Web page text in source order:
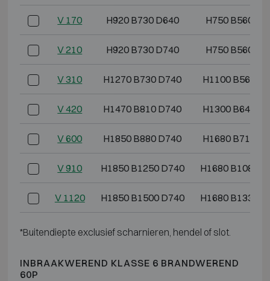
V 170 H920 B730 D640 H750 B560
V 210 H920 B730 D740 H750 B560
V 310 H1270 B730 D740 H1100 B560
V 420 H1470 B810 D740 H1300 B640
V 600 H1850 B880 D740 H1680 B710
V 910 H1850 B1250 D740 H1680 B1080
V 1120 H1850 B1500 D740 H1680 B1330
*Buitendiepte exclusief scharnieren, hendel of slot.
INBRAAKWEREND KLASSE 6 BRANDWEREND
60P